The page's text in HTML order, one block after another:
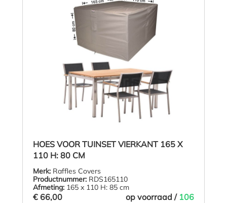
HOES VOOR TUINSET VIERKANT 165 X
110 H: 80 CM
Merk: Raffles Covers
Productnummer: RDS165110
Afmeting: 165 x 110 H: 85 cm
€ 66,00 op voorraad / 106